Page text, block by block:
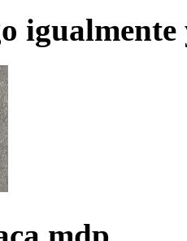
igualmente